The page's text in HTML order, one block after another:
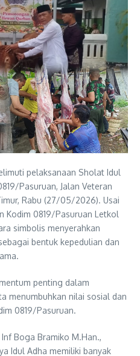
pelaksanaan Sholat Idul
Pasuruan, Jalan Veteran
Rabu (27/05/2026). Usai
Kodim 0819/Pasuruan Letkol
simbolis menyerahkan
bentuk kepedulian dan
penting dalam
menumbuhkan nilai sosial dan
0819/Pasuruan.
Boga Bramiko M.Han.,
Idul Adha memiliki banyak